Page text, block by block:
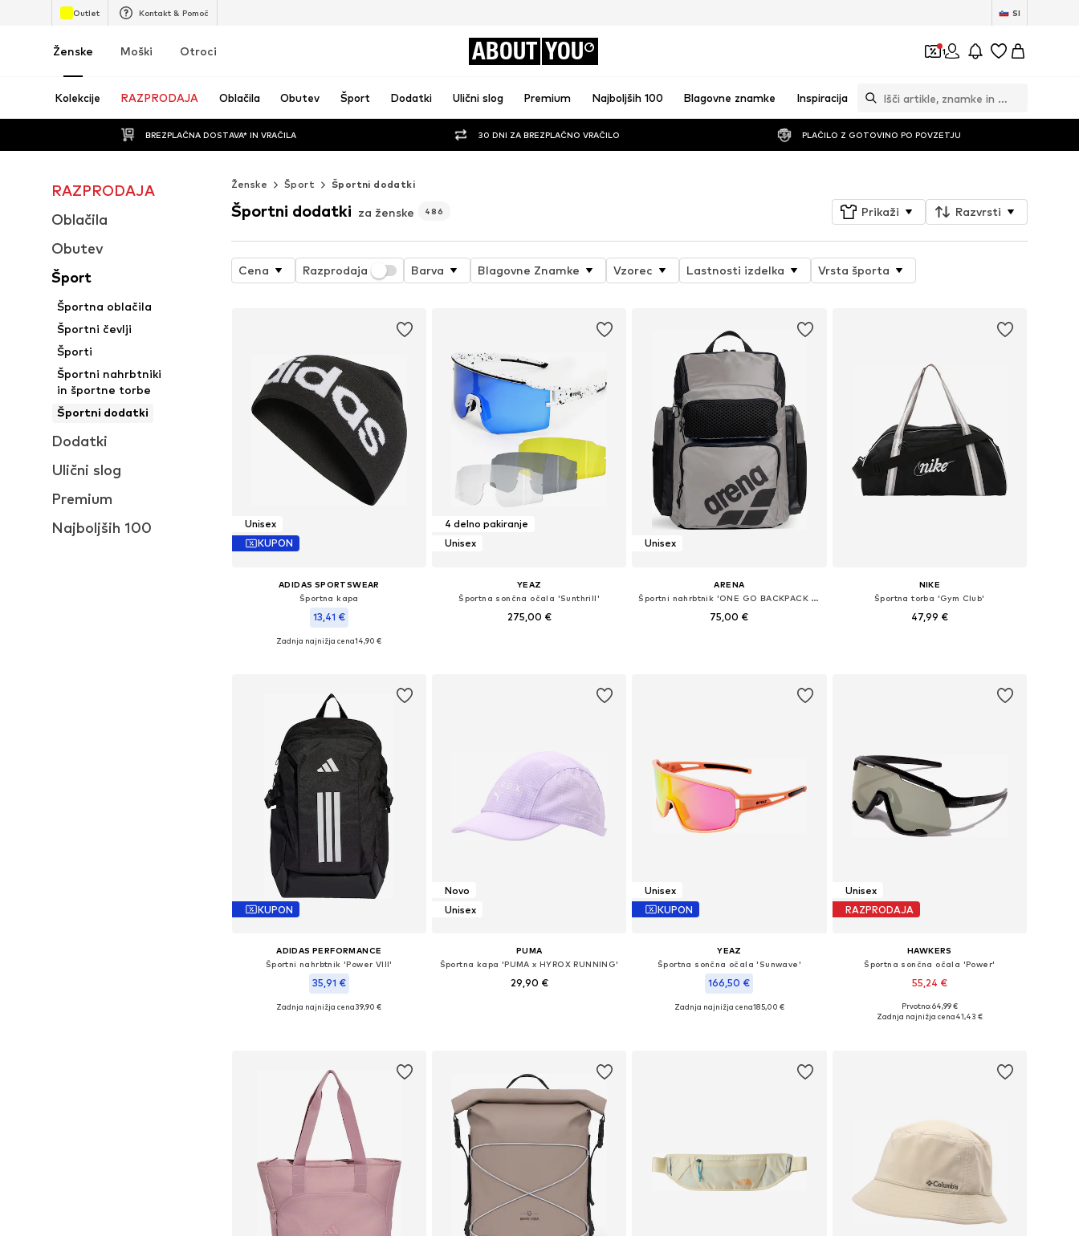
Outlet Kontakt & Pomoč SI
Ženske Moški Otroci ABOUT YOU 1
Kolekcije RAZPRODAJA Oblačila Obutev Šport Dodatki Ulični slog Premium Najboljših 100 Blagovne znamke Inspiracija
BREZPLAČNA DOSTAVA* IN VRAČILA 30 DNI ZA BREZPLAČNO VRAČILO PLAČILO Z GOTOVINO PO POVZETJU
RAZPRODAJA
Oblačila
Obutev
Šport
Športna oblačila
Športni čevlji
Športi
Športni nahrbtniki
in športne torbe
Športni dodatki
Dodatki
Ulični slog
Premium
Najboljših 100
Ženske Šport Športni dodatki
Športni dodatki za ženske 486 Prikaži Razvrsti
Cena Razprodaja Barva Blagovne Znamke Vzorec Lastnosti izdelka Vrsta športa
Unisex
KUPON
ADIDAS SPORTSWEAR
Športna kapa
13,41 €
Razpoložljive velikosti: 58-59
Zadnja najnižja cena14,90 €
4 delno pakiranje
Unisex
YEAZ
Športna sončna očala 'Sunthrill'
275,00 €
Unisex
ARENA
Športni nahrbtnik 'ONE GO BACKPACK 45L'
75,00 €
NIKE
Športna torba 'Gym Club'
47,99 €
KUPON
ADIDAS PERFORMANCE
Športni nahrbtnik 'Power VIII'
35,91 €
+1
Razpoložljive velikosti: One Size
Zadnja najnižja cena39,90 €
Novo
Unisex
PUMA
Športna kapa 'PUMA x HYROX RUNNING'
29,90 €
Unisex
KUPON
YEAZ
Športna sončna očala 'Sunwave'
166,50 €
Razpoložljive velikosti: One Size
Zadnja najnižja cena185,00 €
Unisex
RAZPRODAJA
HAWKERS
Športna sončna očala 'Power'
55,24 €
Razpoložljive velikosti: Onesize
Prvotno: 64,99 €
Zadnja najnižja cena41,43 €